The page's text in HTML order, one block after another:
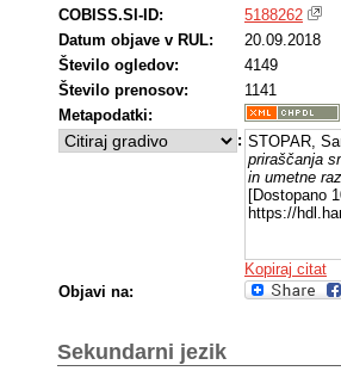
COBISS.SI-ID:
5188262
Datum objave v RUL:
20.09.2018
Število ogledov:
4149
Število prenosov:
1141
Metapodatki:
: STOPAR,
priraščanja
in umetne
[Dostopano
https://
Kopiraj citat
Objavi na:
Sekundarni jezik